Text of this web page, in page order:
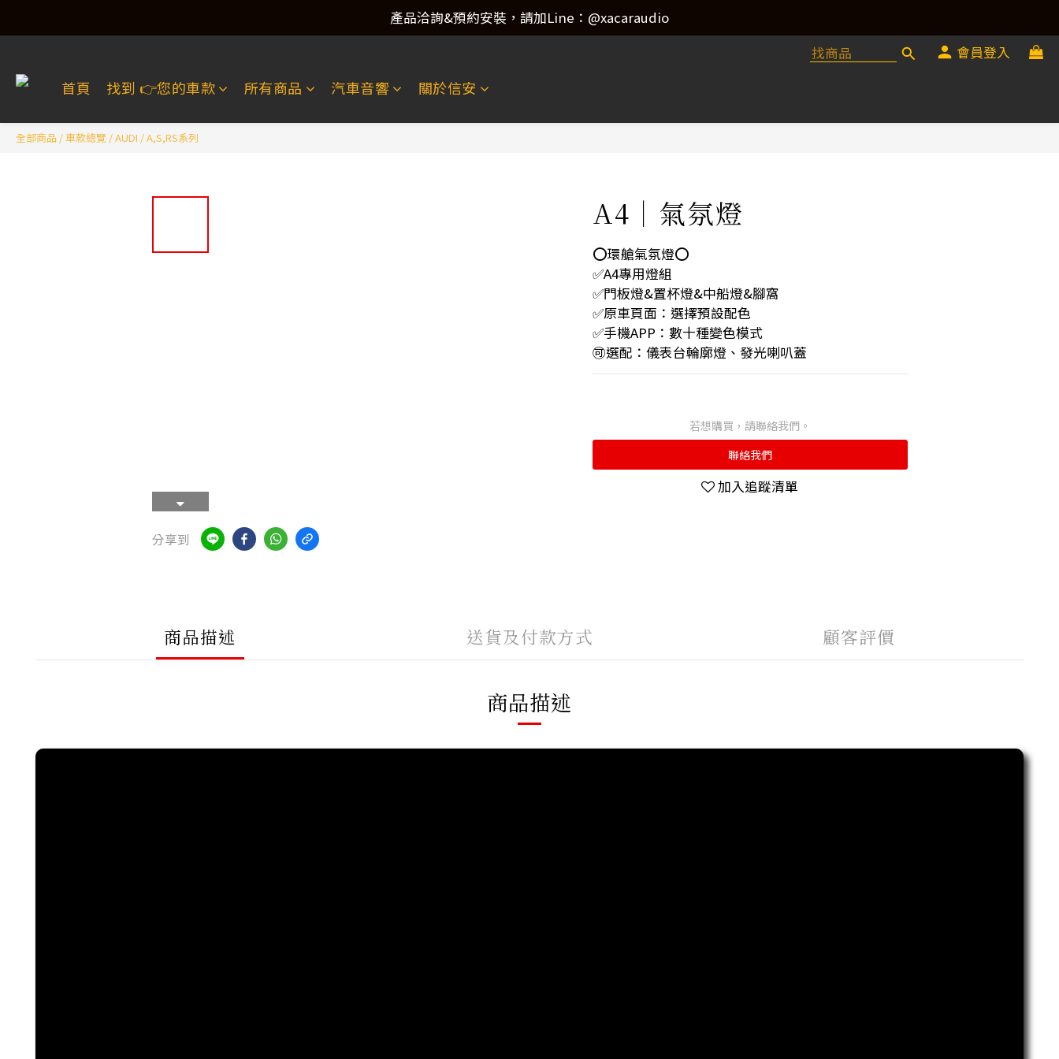
產品洽詢&預約安裝，請加Line：@xacaraudio
產品洽詢&預約安裝，請加Line：@xacaraudio
產品洽詢&預約安裝，請加Line：@xacaraudio
會員登入
首頁 找到 👉️您的車款 所有商品 汽車音響 關於信安
全部商品 /車款總覽 /AUDI /A,S,RS系列
分享到
A4｜氣氛燈
⭕️環艙氣氛燈⭕️
✅A4專用燈組
✅門板燈&置杯燈&中船燈&腳窩
✅原車頁面：選擇預設配色
✅手機APP：數十種變色模式
🉑選配：儀表台輪廓燈、發光喇叭蓋
若想購買，請聯絡我們。
聯絡我們
加入追蹤清單
商品描述 送貨及付款方式 顧客評價
商品描述